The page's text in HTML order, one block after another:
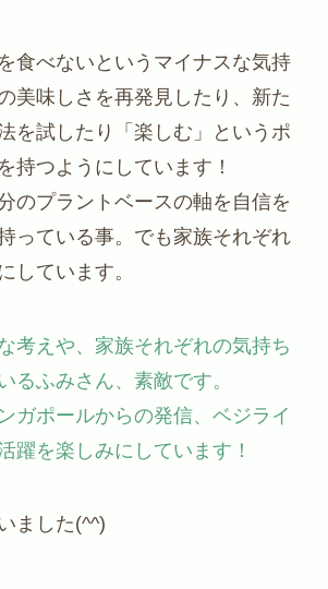
食べないというマイナスな気持
美味しさを再発見したり、新た
を試したり「楽しむ」というポ
持つようにしています！
のプラントベースの軸を自信を
っている事。でも家族それぞれ
しています。
考えや、家族それぞれの気持ち
るふみさん、素敵です。
ガポールからの発信、ベジライ
躍を楽しみにしています！
ました(^^)